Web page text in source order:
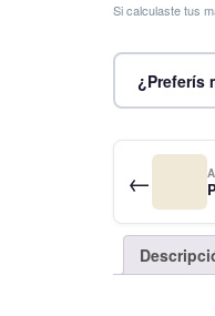
¿Preferís
Si calculaste tus
←